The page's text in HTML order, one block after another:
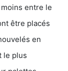
entre le
être placés
en
le plus